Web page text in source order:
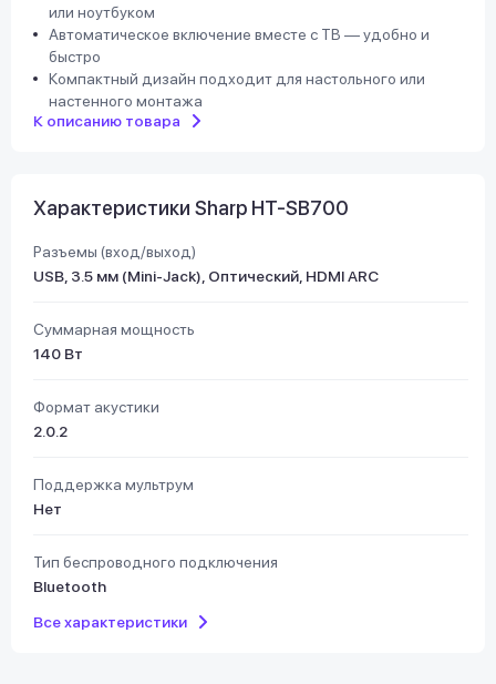
или ноутбуком
Автоматическое включение вместе с ТВ — удобно и
быстро
Компактный дизайн подходит для настольного или
настенного монтажа
К описанию товара
Характеристики Sharp HT-SB700
Разъемы (вход/выход)
USB, 3.5 мм (Mini-Jack), Оптический, HDMI ARC
Суммарная мощность
140 Вт
Формат акустики
2.0.2
Поддержка мультрум
Нет
Тип беспроводного подключения
Bluetooth
Все характеристики